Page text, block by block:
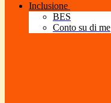
Inclusione
BES
Conto su di me